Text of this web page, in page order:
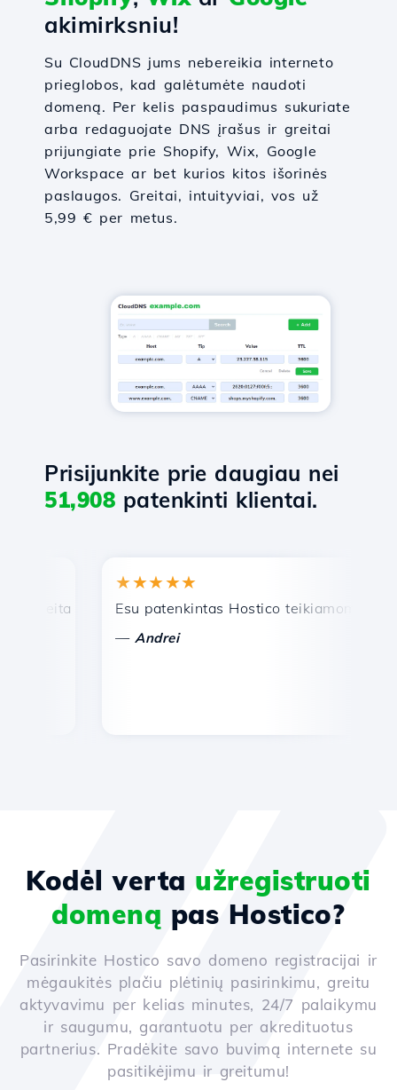
akimirksniu!
Su CloudDNS jums nebereikia interneto
prieglobos, kad galėtumėte naudoti
domeną. Per kelis paspaudimus sukuriate
arba redaguojate DNS įrašus ir greitai
prijungiate prie Shopify, Wix, Google
Workspace ar bet kurios kitos išorinės
paslaugos. Greitai, intuityviai, vos už
5,99 € per metus.
Prisijunkite prie daugiau nei
51,908 patenkinti klientai.
ir efektyvi techninė pagalba.
★★★★★
Esu patenkintas Hostico teikiamomis
Andrei
Kodėl verta užregistruoti
domeną pas Hostico?
Pasirinkite Hostico savo domeno registracijai ir
mėgaukitės plačiu plėtinių pasirinkimu, greitu
aktyvavimu per kelias minutes, 24/7 palaikymu
ir saugumu, garantuotu per akredituotus
partnerius. Pradėkite savo buvimą internete su
pasitikėjimu ir greitumu!